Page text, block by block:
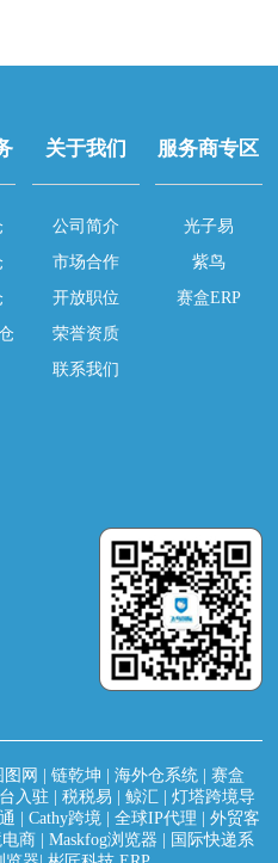
关于我们
公司简介
市场合作
开放职位
荣誉资质
联系我们
服务商专区
光子易
紫鸟
赛盒ERP
图网 |链乾坤 |海外仓系统 |赛盒
入驻 |税税易 |鲸汇 |灯塔跨境导
|Cathy跨境 |全球IP代理 |外贸客
商 |Maskfog浏览器
国际快递系